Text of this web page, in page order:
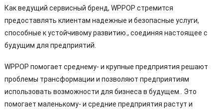
Как ведущий сервисный бренд, WPPOP стремится
предоставлять клиентам надежные и безопасные услуги,
способные к устойчивому развитию., соединяя настоящее с
будущим для предприятий.
WPPOP помогает среднему- и крупные предприятия решают
проблемы трансформации и позволяют предприятиям
использовать возможности для бизнеса в будущем.. Это
помогает маленькому- и средние предприятия растут и